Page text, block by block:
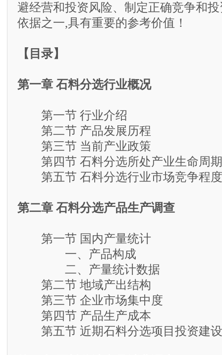
避经营和投资风险、制定正确竞争和
依据之一,具有重要的参考价值！
【目录】
第一章 石料分选行业概况
第一节 行业介绍
第二节 产品发展历程
第三节 当前产业政策
第四节 石料分选所处产业生命周期
第五节 石料分选行业市场竞争程度
第二章 石料分选产品生产调查
第一节 国内产量统计
一、产品构成
二、产量统计数据
第二节 地域产出结构
第三节 企业市场集中度
第四节 产品生产成本
第五节 近期石料分选项目投资建